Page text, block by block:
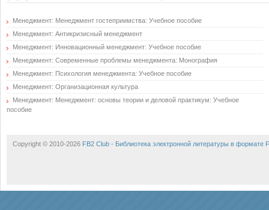
Менеджмент: Менеджмент гостеприимства: Учебное пособие
Менеджмент: Антикризисный менеджмент
Менеджмент: Инновационный менеджмент: Учебное пособие
Менеджмент: Современные проблемы менеджмента: Монография
Менеджмент: Психология менеджмента: Учебное пособие
Менеджмент: Организационная культура
Менеджмент: Менеджмент: основы теории и деловой практикум: Учебное
пособие
Copyright © 2010-2026 FB2 Club - Библиотека электронной литературы в формате